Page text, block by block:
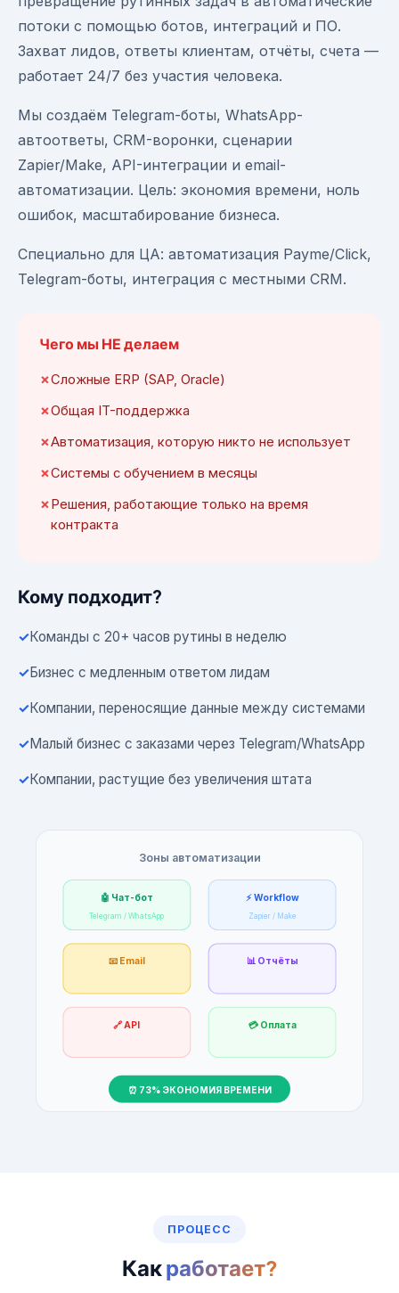
потоки с помощью ботов, интеграций и ПО.
Захват лидов, ответы клиентам, отчёты, счета —
работает 24/7 без участия человека.
Мы создаём Telegram-боты, WhatsApp-
автоответы, CRM-воронки, сценарии
Zapier/Make, API-интеграции и email-
автоматизации. Цель: экономия времени, ноль
ошибок, масштабирование бизнеса.
Специально для ЦА: автоматизация Payme/Click,
Telegram-боты, интеграция с местными CRM.
Чего мы НЕ делаем
Сложные ERP (SAP, Oracle)
Общая IT-поддержка
Автоматизация, которую никто не использует
Системы с обучением в месяцы
Решения, работающие только на время
контракта
Кому подходит?
Команды с 20+ часов рутины в неделю
Бизнес с медленным ответом лидам
Компании, переносящие данные между системами
Малый бизнес с заказами через Telegram/WhatsApp
Компании, растущие без увеличения штата
Зоны автоматизации
🤖 Чат-бот
Telegram / WhatsApp
⚡ Workflow
Zapier / Make
📧 Email 📊 Отчёты
🔗 API 💳 Оплата
⏰ 73% ЭКОНОМИЯ ВРЕМЕНИ
ПРОЦЕСС
Какработает?